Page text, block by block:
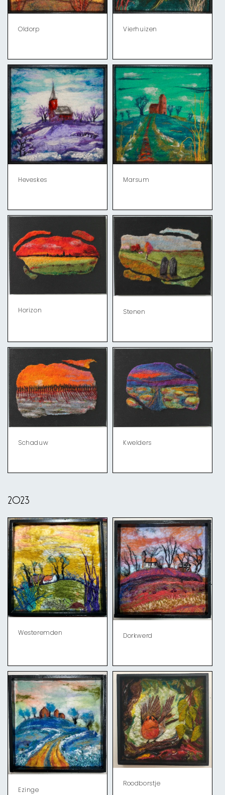
Oldorp Vierhuizen
Heveskes Marsum
Horizon Stenen
Schaduw Kwelders
2023
Westeremden Dorkwerd
Ezinge
Roodborstje